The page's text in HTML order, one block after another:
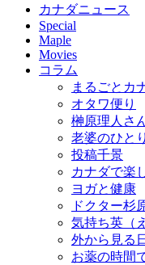
カナダニュース
Special
Maple
Movies
コラム
まるごとカ
オタワ便り
榊原理人さ
老婆のひと
投稿千景
カナダで楽
ヨガと健康
ドクター杉
気持ち英（
外から見る
お薬の時間